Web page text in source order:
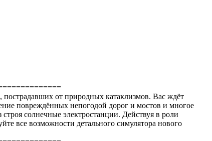
пострадавших от природных катаклизмов. Вас ждёт
повреждённых непогодой дорог и мостов и многое
солнечные электростанции. Действуя в роли
все возможности детального симулятора нового